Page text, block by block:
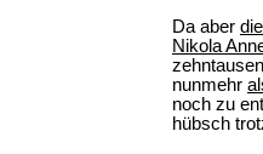
Da aber
Nikola
nunmehr
noch zu
hübsch